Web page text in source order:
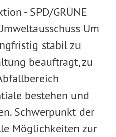
- SPD/GRÜNE
Um
stabil zu
beauftragt, zu
bestehen und
Schwerpunkt der
Möglichkeiten zur